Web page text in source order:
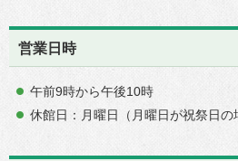
営業日時
午前9時から午後10時
休館日：月曜日（月曜日が祝祭日の